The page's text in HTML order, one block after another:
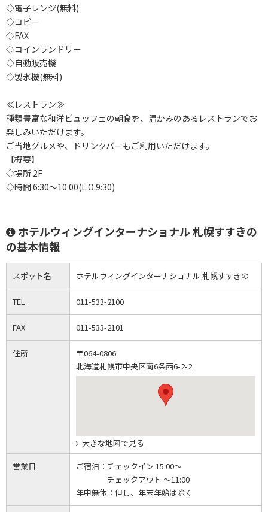
◇電子レンジ(無料)
◇コピー
◇FAX
◇コインランドリー
◇自動販売機
◇製氷機(無料)
≪レストラン≫
種類豊富な和洋ビュッフェの朝食を、温かみのあるレストランでお
楽しみいただけます。
ご当地グルメや、ドリンクバーもご利用いただけます。
【概要】
◇場所 2F
◇時間 6:30～10:00(L.O.9:30)
ホテルウィングインターナショナル 札幌すすきの
の基本情報
スポット名 ホテルウィングインターナショナル 札幌すすきの
TEL 011-533-2100
FAX 011-533-2101
住所
〒064-0806
北海道札幌市中央区南6条西6-2-2
大きな地図で見る
営業日 ご宿泊： チェックイン 15:00～
チェックアウト ～11:00
年中無休： 但し、年末年始は除く